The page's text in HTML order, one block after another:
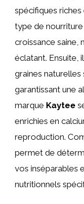
spécifiques riches
type de
croissance saine,
éclatant. Ensuite,
graines naturelles
garantissant une
marque Kaytee
enrichies en
reproduction.
permet de
vos inséparables
nutritionnels